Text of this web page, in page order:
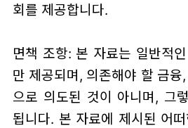
회를 제공합니다.
면책 조항: 본 자료는 일반적
만 제공되며, 의존해야 할 금융
으로 의도된 것이 아니며, 그
됩니다. 본 자료에 제시된 어